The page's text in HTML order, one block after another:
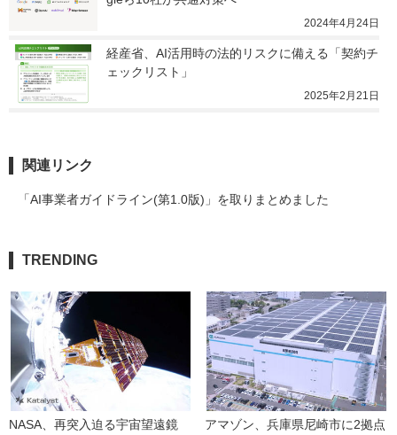
2024年4月24日
経産省、AI活用時の法的リスクに備える「契約チ
ェックリスト」
2025年2月21日
関連リンク
「AI事業者ガイドライン(第1.0版)」を取りまとめました
TRENDING
NASA、再突入迫る宇宙望遠鏡
アマゾン、兵庫県尼崎市に2拠点